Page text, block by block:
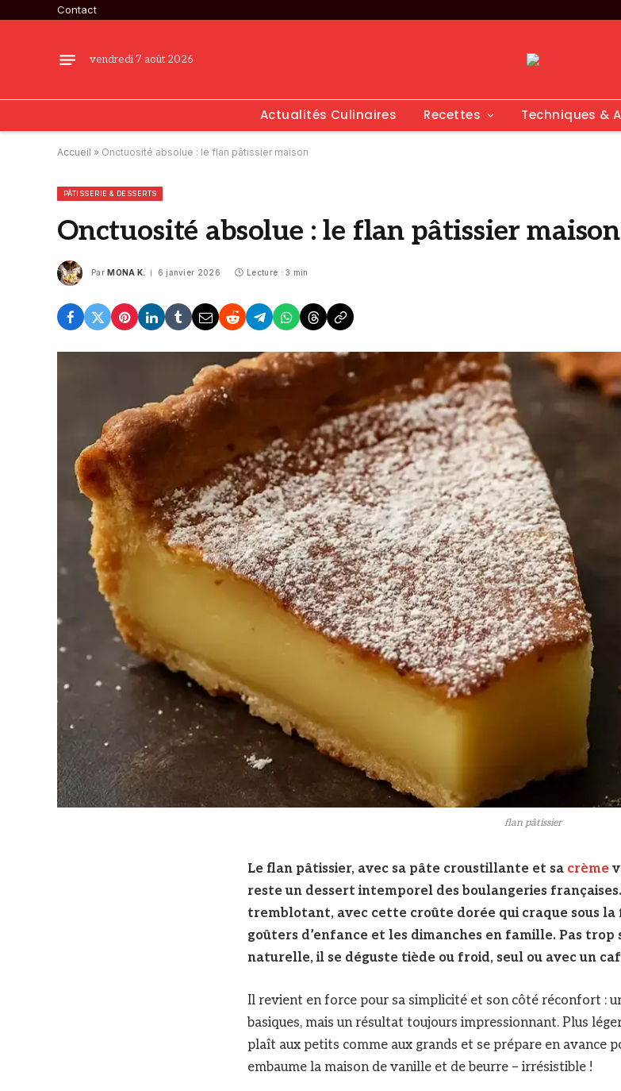
Contact
vendredi 7 août 2026
Actualités Culinaires Recettes Techniques &
Accueil » Onctuosité absolue : le flan pâtissier maison
PÂTISSERIE & DESSERTS
Onctuosité absolue : le flan pâtissier maison
Par MONA K. 6 janvier 2026 Lecture : 3 min
flan pâtissier
Le flan pâtissier, avec sa pâte croustillante et sa crème
reste un dessert intemporel des boulangeries
tremblotant, avec cette croûte dorée qui craque sous
goûters d’enfance et les dimanches en famille. Pas trop
naturelle, il se déguste tiède ou froid, seul ou avec un
Il revient en force pour sa simplicité et son côté réconfort :
basiques, mais un résultat toujours impressionnant. Plus
plaît aux petits comme aux grands et se prépare en avance
embaume la maison de vanille et de beurre – irrésistible !